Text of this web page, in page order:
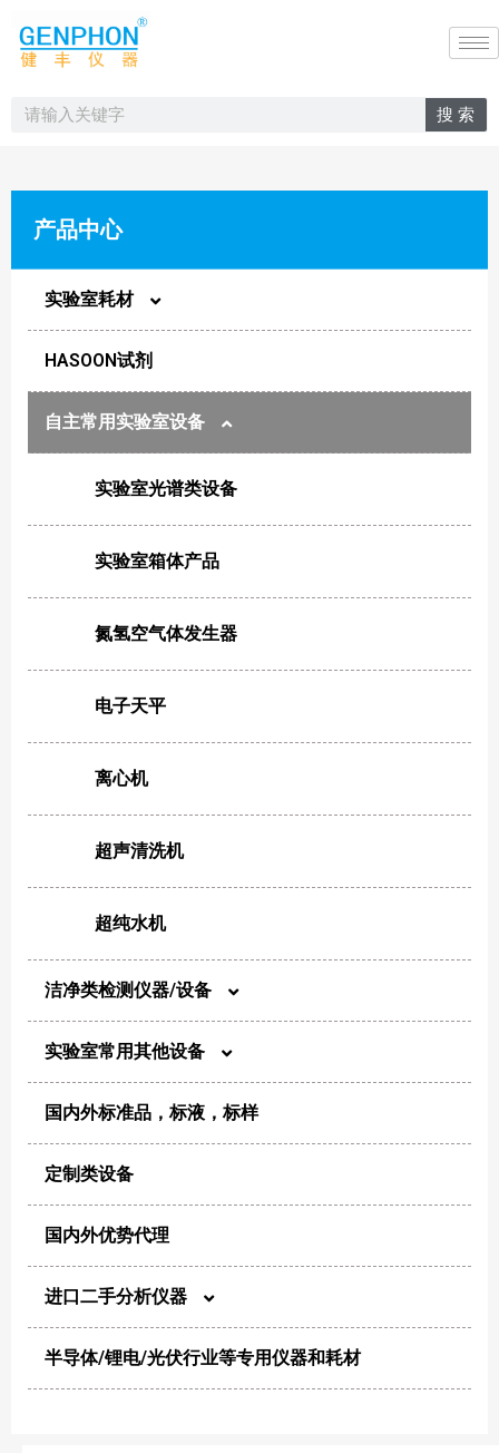
搜 索
产品中心
实验室耗材
圆片膜
HASOON试剂
自主常用实验室设备
实验室光谱类设备
实验室箱体产品
氮氢空气体发生器
电子天平
离心机
超声清洗机
超纯水机
洁净类检测仪器/设备
尘埃粒子计数器
浮游菌采样器
净化设备
实验室常用其他设备
电化学
恒温/干燥/加热
国内外标准品，标液，标样
定制类设备
国内外优势代理
进口二手分析仪器
高效液相色谱仪
半导体/锂电/光伏行业等专用仪器和耗材